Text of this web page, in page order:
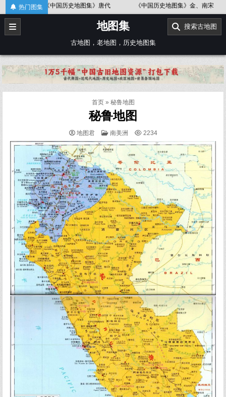
Skip
to
content
热门图集
《中国历史地图集》唐代 《中国历史地图集》金、南宋 《中国
地图集
古地图，老地图，历史地图集
搜索古地图
首页» 秘鲁地图
秘鲁地图
地图君
POSTED
南美洲 2234